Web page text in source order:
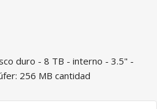
duro - 8 TB - interno - 3.5" -
256 MB cantidad